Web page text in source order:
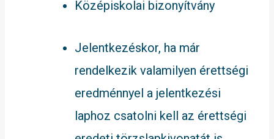
Középiskolai bizonyítvány
Jelentkezéskor, ha már
rendelkezik valamilyen érettségi
eredménnyel a jelentkezési
laphoz csatolni kell az érettségi